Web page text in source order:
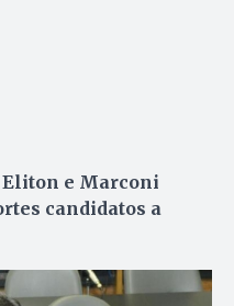
Eliton e Marconi
candidatos a